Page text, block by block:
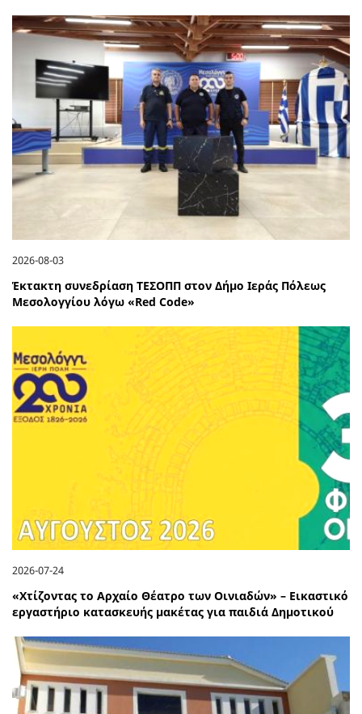
2026-08-03
Έκτακτη συνεδρίαση ΤΕΣΟΠΠ στον Δήμο Ιεράς Πόλεως
Μεσολογγίου λόγω «Red Code»
2026-07-24
«Χτίζοντας το Αρχαίο Θέατρο των Οινιαδών» – Εικαστικό
εργαστήριο κατασκευής μακέτας για παιδιά Δημοτικού